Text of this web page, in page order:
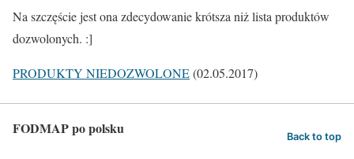
Na szczęście jest ona zdecydowanie krótsza niż lista produktów
dozwolonych. :]
PRODUKTY NIEDOZWOLONE(02.05.2017)
FODMAP po polsku Back to top